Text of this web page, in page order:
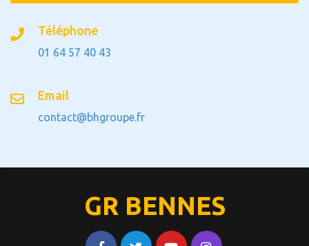
Téléphone
01 64 57 40 43
Email
contact@bhgroupe.fr
GR BENNES